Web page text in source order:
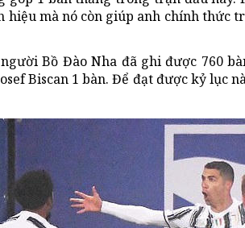
hiệu mà nó còn giúp anh chính thức
người Bồ Đào Nha đã ghi được 760
Biscan 1 bàn. Để đạt được kỷ lục